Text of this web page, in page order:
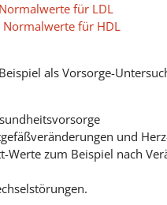
Normalwerte für LDL
Normalwerte für HDL
als Vorsorge-
und
Werte zum Beispiel nach